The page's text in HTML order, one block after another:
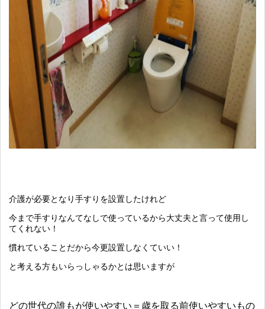
介護が必要となり手すりを設置したけれど
今まで手すりなんてなしで使っているから大丈夫と言って使用し
てくれない！
慣れていることだから今更設置しなくていい！
と考える方もいらっしゃるかとは思いますが
どの世代の誰もが使いやすい＝歳を取る前使いやすいもの